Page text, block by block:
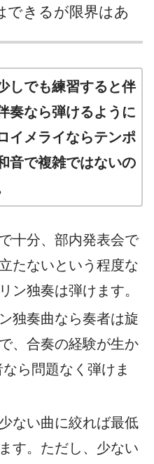
できるが限界はあ
しでも練習すると伴
奏なら弾けるように
イメライならテンポ
音で複雑ではないの
十分、部内発表会で
たないという程度な
ン独奏は弾けます。
独奏曲なら奏者は旋
、合奏の経験が生か
ら問題なく弾けま
ない曲に絞れば最低
す。ただし、少ない